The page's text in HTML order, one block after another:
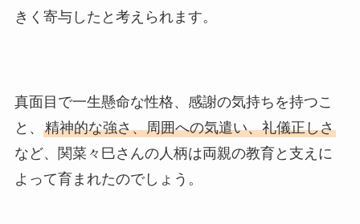
きく寄与したと考えられます。
真面目で一生懸命な性格、感謝の気持ちを持つこ
と、 精神的な強さ、周囲への気遣い、礼儀正しさ
など、関菜々巳さんの人柄は両親の教育と支えに
よって育まれたのでしょう。